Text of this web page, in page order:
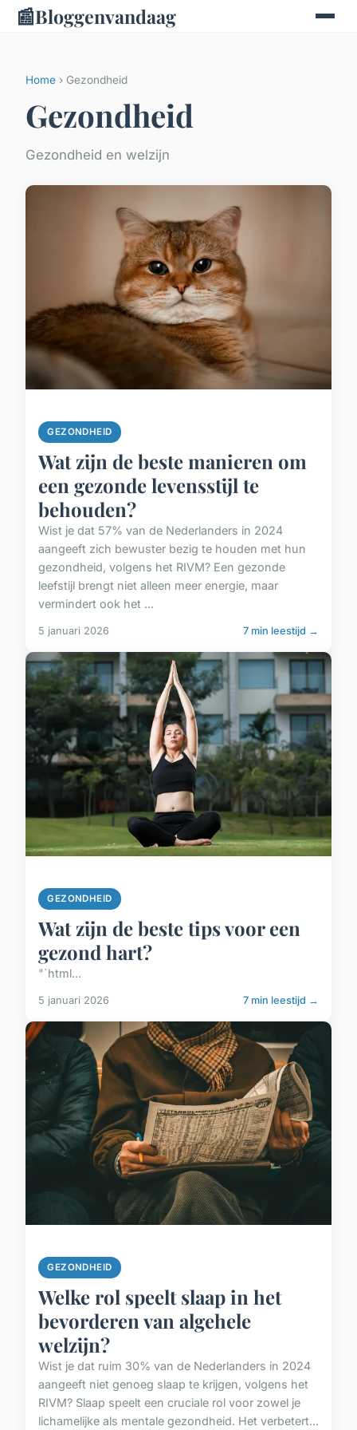
📰Bloggenvandaag
Home › Gezondheid
Gezondheid
Gezondheid en welzijn
GEZONDHEID
Wat zijn de beste manieren om
een gezonde levensstijl te
behouden?
Wist je dat 57% van de Nederlanders in 2024
aangeeft zich bewuster bezig te houden met hun
gezondheid, volgens het RIVM? Een gezonde
leefstijl brengt niet alleen meer energie, maar
vermindert ook het ...
5 januari 2026 7 min leestijd →
GEZONDHEID
Wat zijn de beste tips voor een
gezond hart?
"`html...
5 januari 2026 7 min leestijd →
GEZONDHEID
Welke rol speelt slaap in het
bevorderen van algehele
welzijn?
Wist je dat ruim 30% van de Nederlanders in 2024
aangeeft niet genoeg slaap te krijgen, volgens het
RIVM? Slaap speelt een cruciale rol voor zowel je
lichamelijke als mentale gezondheid. Het verbetert...